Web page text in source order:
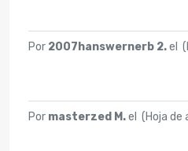
Por 2007hanswernerb 2.el (
Por masterzed M.el (Hoja